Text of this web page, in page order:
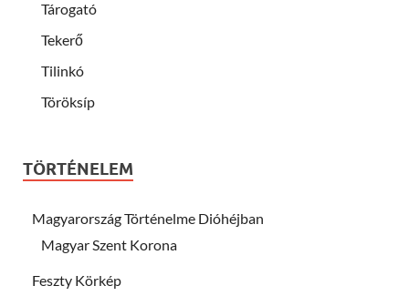
Tárogató
Tekerő
Tilinkó
Töröksíp
TÖRTÉNELEM
Magyarország Történelme Dióhéjban
Magyar Szent Korona
Feszty Körkép